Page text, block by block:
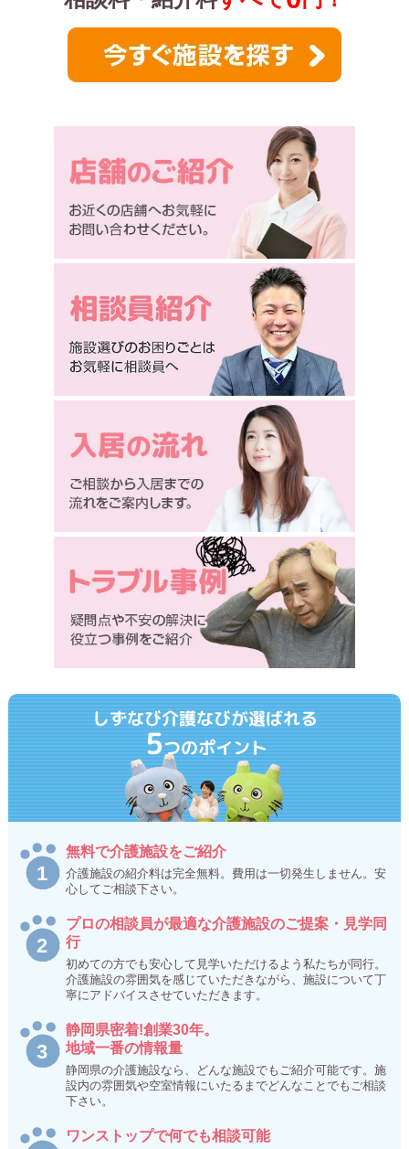
しずなび介護なびが選ばれる
5つのポイント
無料で介護施設をご紹介
介護施設の紹介料は完全無料。費用は一切発生しません。安
心してご相談下さい。
プロの相談員が最適な介護施設のご提案・見学同
行
初めての方でも安心して見学いただけるよう私たちが同行。
介護施設の雰囲気を感じていただきながら、施設について丁
寧にアドバイスさせていただきます。
静岡県密着!創業30年。
地域一番の情報量
静岡県の介護施設なら、どんな施設でもご紹介可能です。施
設内の雰囲気や空室情報にいたるまでどんなことでもご相談
下さい。
ワンストップで何でも相談可能